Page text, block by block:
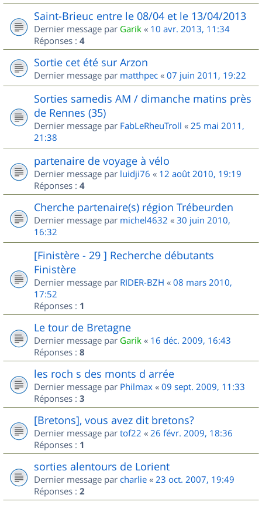
Saint-Brieuc entre le 08/04 et le 13/04/2013
Dernier message par Garik « 10 avr. 2013, 11:34
Réponses : 4
Sortie cet été sur Arzon
Dernier message par matthpec « 07 juin 2011, 19:22
Sorties samedis AM / dimanche matins près
de Rennes (35)
Dernier message par FabLeRheuTroll « 25 mai 2011,
21:38
partenaire de voyage à vélo
Dernier message par luidji76 « 12 août 2010, 19:19
Réponses : 4
Cherche partenaire(s) région Trébeurden
Dernier message par michel4632 « 30 juin 2010,
16:32
[Finistère - 29 ] Recherche débutants
Finistère
Dernier message par RIDER-BZH « 08 mars 2010,
17:52
Réponses : 1
Le tour de Bretagne
Dernier message par Garik « 16 déc. 2009, 16:43
Réponses : 8
les roch s des monts d arrée
Dernier message par Philmax « 09 sept. 2009, 11:33
Réponses : 3
[Bretons], vous avez dit bretons?
Dernier message par tof22 « 26 févr. 2009, 18:36
Réponses : 1
sorties alentours de Lorient
Dernier message par charlie « 23 oct. 2007, 19:49
Réponses : 2